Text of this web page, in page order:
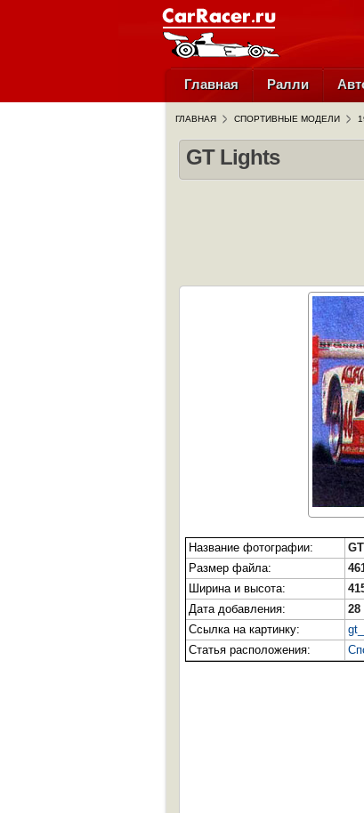
Главная Ралли
ГЛАВНАЯ СПОРТИВНЫЕ МОДЕЛИ
GT Lights
Название фотографии:
Размер файла:
Ширина и высота:
Дата добавления:
28
Ссылка на картинку:
Статья расположения: